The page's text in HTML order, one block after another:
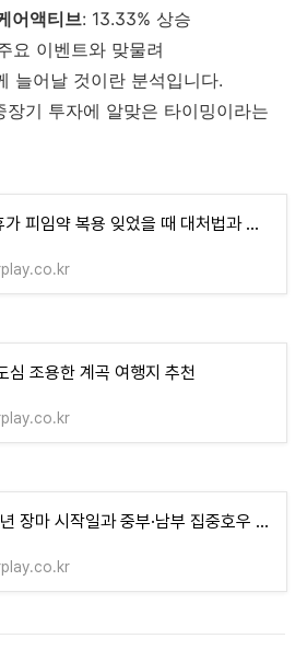
어액티브: 13.33% 상승
요 이벤트와 맞물려
늘어날 것이란 분석입니다.
장기 투자에 알맞은 타이밍이라는
여름휴가 피임약 복용 잊었을 때 대처법과 주의사항
심 조용한 계곡 여행지 추천
2025년 장마 시작일과 중부·남부 집중호우 예보